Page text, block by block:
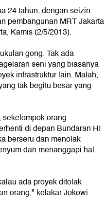
24 tahun, dengan seizin
pembangunan MRT Jakarta
Kamis (2/5/2013).
gong. Tak ada
seni yang biasanya
infrastruktur lain. Malah,
tak begitu besar yang
orang
di depan Bundaran HI
berseru dan menolak
dan menanggapi hal
ada proyek ditolak
orang," kelakar Jokowi